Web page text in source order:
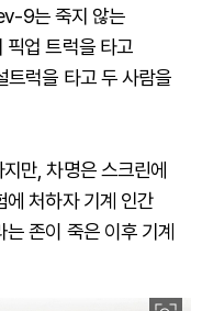
9는 죽지 않는
픽업 트럭을 타고
트럭을 타고 두 사람을
만, 차명은 스크린에
에 처하자 기계 인간
존이 죽은 이후 기계